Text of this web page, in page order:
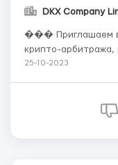
DKX Company
��� Приглашаем
крипто-
талантливых и
стратегии для
25-10-2023